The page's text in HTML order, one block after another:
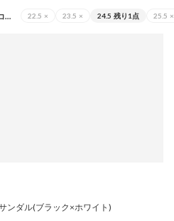
コアブラック/フットウェアホワイト/コアブラック（JS3565） 22.5 × 23.5 × 24.5 残り1点 25.5 ×
ンダル(ブラック×ホワイト)